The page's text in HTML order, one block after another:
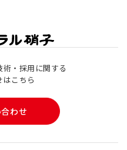
・採用に関する
はこちら
わせ